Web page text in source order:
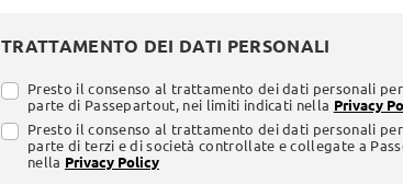
TRATTAMENTO DEI DATI PERSONALI
Presto il consenso al trattamento dei dati personali
parte di Passepartout, nei limiti indicati nella Privacy
Presto il consenso al trattamento dei dati personali
parte di terzi e di società controllate e collegate a
nella Privacy Policy